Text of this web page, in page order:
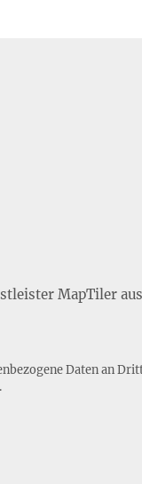
MapTiler
Daten an